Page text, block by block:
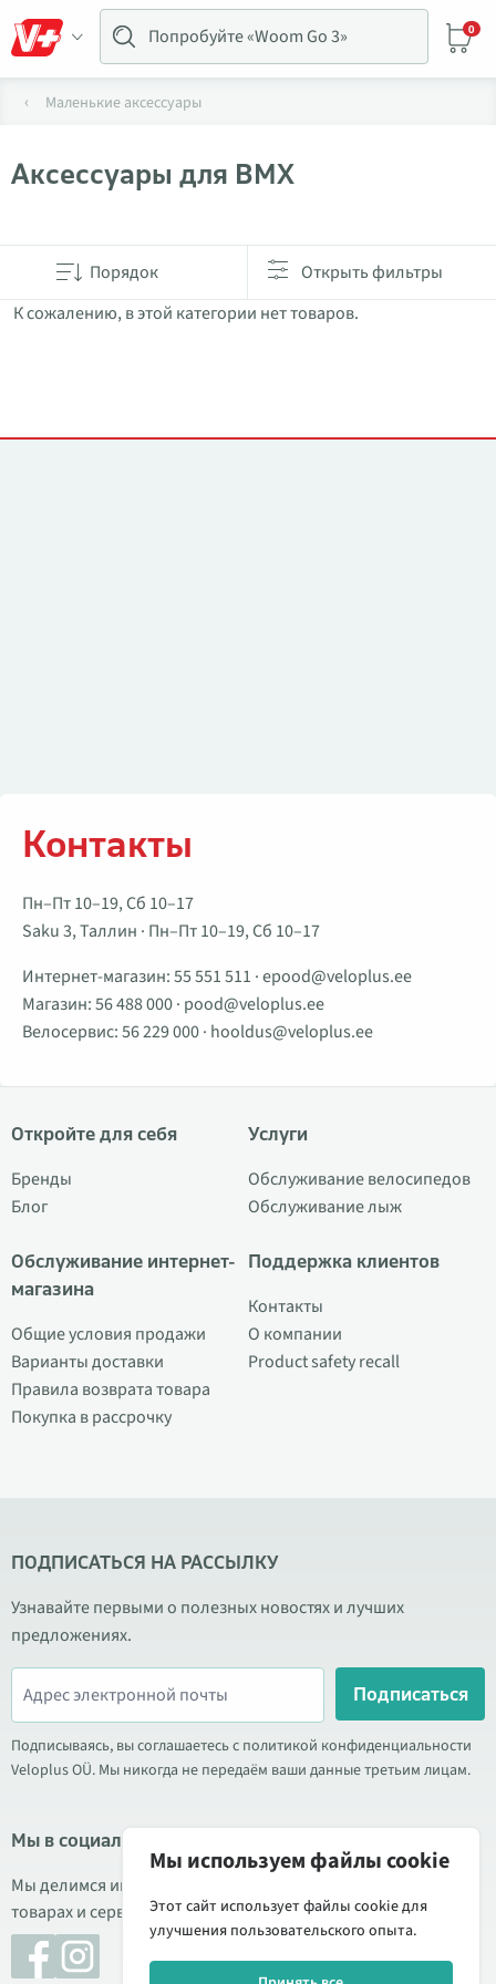
0
Маленькие аксессуары
Аксессуары для BMX
Порядок
Открыть фильтры
К сожалению, в этой категории нет товаров.
Контакты
Пн–Пт 10–19, Сб 10–17
Saku 3, Таллин · Пн–Пт 10–19, Сб 10–17
Интернет-магазин:55 551 511 ·epood@veloplus.ee
Магазин:56 488 000· pood@veloplus.ee
Велосервис:56 229 000· hooldus@veloplus.ee
Откройте для себя
Бренды
Блог
Обслуживание интернет-
магазина
Общие условия продажи
Варианты доставки
Правила возврата товара
Покупка в рассрочку
Услуги
Обслуживание велосипедов
Обслуживание лыж
Поддержка клиентов
Контакты
О компании
Product safety recall
ПОДПИСАТЬСЯ НА РАССЫЛКУ
Узнавайте первыми о полезных новостях и лучших
предложениях.
Подписаться
Подписываясь, вы соглашаетесь с политикой конфиденциальности
Veloplus OÜ. Мы никогда не передаём ваши данные третьим лицам.
Мы в социальных сетях
Мы делимся информацией о выгодных акциях, новых
товарах и сервисе. Иногда публикуем обзоры продукции.
Мы используем файлы cookie
Этот сайт использует файлы cookie для
улучшения пользовательского опыта.